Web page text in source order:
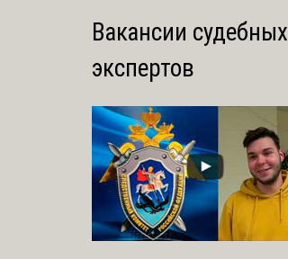
Вакансии судебных
экспертов